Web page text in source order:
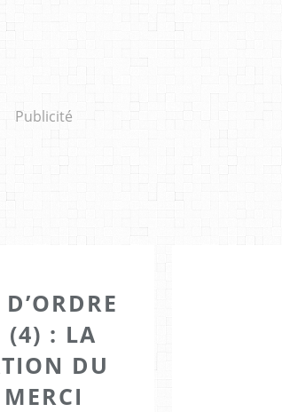
Publicité
(4) : LA
DU